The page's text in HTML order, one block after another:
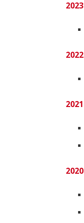
2023
2022
2021
2020